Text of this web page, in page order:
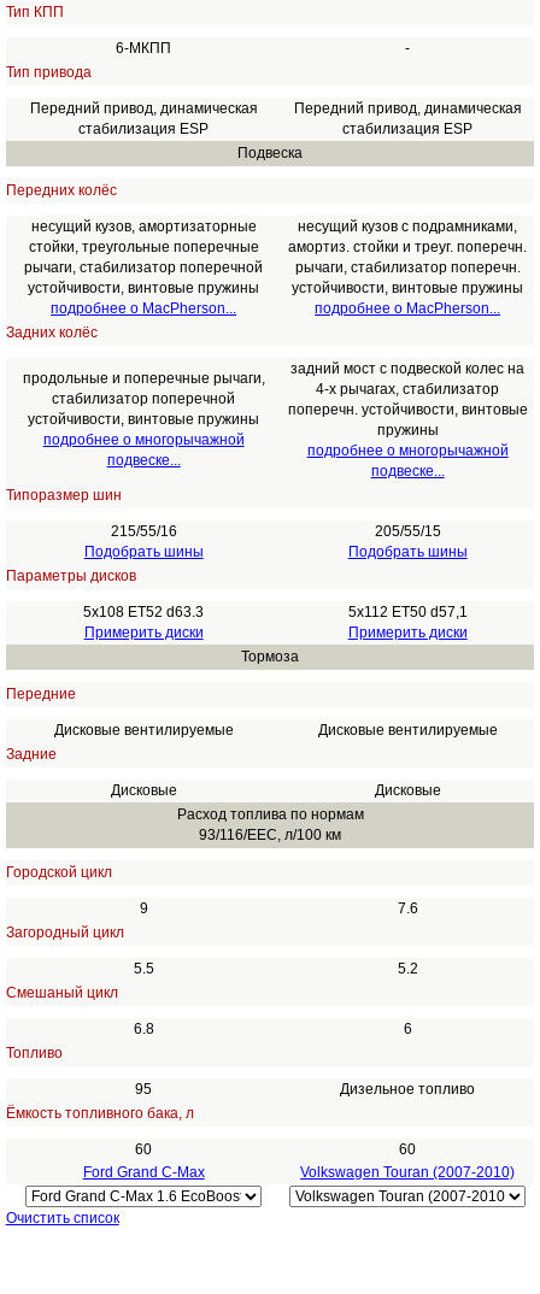
Тип КПП
6-МКПП
-
Тип привода
Передний привод, динамическая
стабилизация ESP
Передний привод, динамическая
стабилизация ESP
Подвеска
Передних колёс
несущий кузов, амортизаторные
стойки, треугольные поперечные
рычаги, стабилизатор поперечной
устойчивости, винтовые пружины
подробнее о MacPherson...
несущий кузов с подрамниками,
амортиз. стойки и треуг. поперечн.
рычаги, стабилизатор поперечн.
устойчивости, винтовые пружины
подробнее о MacPherson...
Задних колёс
продольные и поперечные рычаги,
стабилизатор поперечной
устойчивости, винтовые пружины
подробнее о многорычажной
подвеске...
задний мост с подвеской колес на
4-х рычагах, стабилизатор
поперечн. устойчивости, винтовые
пружины
подробнее о многорычажной
подвеске...
Типоразмер шин
215/55/16
Подобрать шины
205/55/15
Подобрать шины
Параметры дисков
5x108 ET52 d63.3
Примерить диски
5x112 ET50 d57,1
Примерить диски
Тормоза
Передние
Дисковые вентилируемые
Дисковые вентилируемые
Задние
Дисковые
Дисковые
Расход топлива по нормам
93/116/EEC, л/100 км
Городской цикл
9
7.6
Загородный цикл
5.5
5.2
Смешаный цикл
6.8
6
Топливо
95
Дизельное топливо
Ёмкость топливного бака, л
60
60
Ford Grand C-Max
Volkswagen Touran (2007-2010)
Очистить список